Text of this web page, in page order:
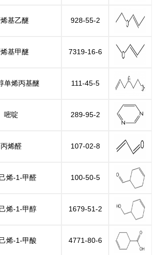
基乙醚 928-55-2
基甲醚 7319-16-6
单烯丙基醚 111-45-5
嘧啶 289-95-2
丙烯醛 107-02-8
烯-1-甲醛 100-50-5
烯-1-甲醇 1679-51-2
烯-1-甲酸 4771-80-6